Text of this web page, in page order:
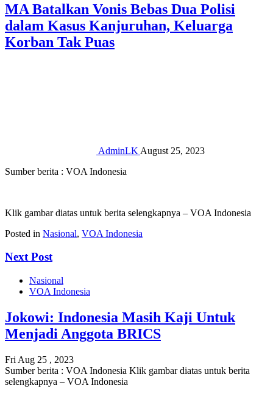
MA Batalkan Vonis Bebas Dua Polisi
dalam Kasus Kanjuruhan, Keluarga
Korban Tak Puas
AdminLK August 25, 2023
Sumber berita : VOA Indonesia
Klik gambar diatas untuk berita selengkapnya – VOA Indonesia
Posted in Nasional, VOA Indonesia
Next Post
Nasional
VOA Indonesia
Jokowi: Indonesia Masih Kaji Untuk
Menjadi Anggota BRICS
Fri Aug 25 , 2023
Sumber berita : VOA Indonesia Klik gambar diatas untuk berita
selengkapnya – VOA Indonesia